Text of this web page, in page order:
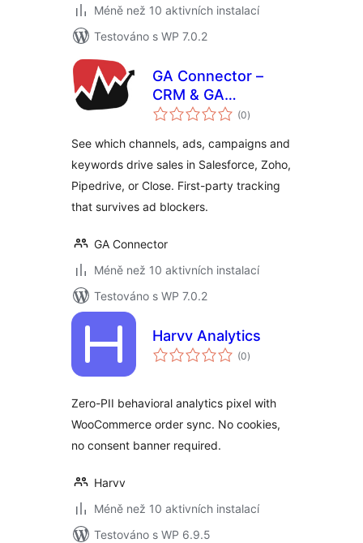
Méně než 10 aktivních instalací
Testováno s WP 7.0.2
GA Connector –
CRM & GA
integration
(0celkové
hodnocení
)
See which channels, ads, campaigns and
keywords drive sales in Salesforce, Zoho,
Pipedrive, or Close. First-party tracking
that survives ad blockers.
GA Connector
Méně než 10 aktivních instalací
Testováno s WP 7.0.2
Harvv Analytics
(0celkové
hodnocení
)
Zero-PII behavioral analytics pixel with
WooCommerce order sync. No cookies,
no consent banner required.
Harvv
Méně než 10 aktivních instalací
Testováno s WP 6.9.5